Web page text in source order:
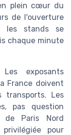
plein cœur du
de l'ouverture
les stands se
chaque minute
exposants
France doivent
transports. Les
pas question
de Paris Nord
pour